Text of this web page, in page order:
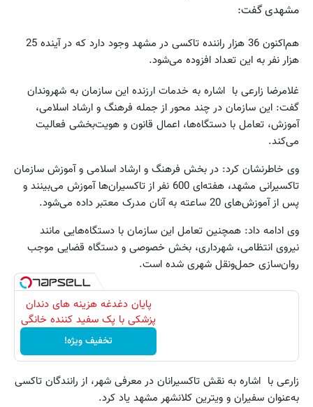
مشهدی گفت:
هم‌اکنون 36 هزار راننده تاکسی در مشهد وجود دارد که در آینده 25
هزار نفر به این تعداد افزوده می‌شود.
غلامرضا زارعی با اشاره به خدمات ارزنده این سازمان به شهروندان
گفت: این سازمان در چند محور از جمله فرهنگ و ارشاد اسلامی،
آموزش، تعامل با دستگاه‌ها، اعمال قانون و هویت‌بخشی فعالیت
می‌کند.
وی خاطرنشان کرد: در بخش فرهنگ و ارشاد اسلامی و آموزش سازمان
تاکسیرانی مشهد، هفته‌ای 600 نفر از تاکسیران‌ها آموزش می‌بینند و
پس از آموزش‌های 20 ساعته به آنان مدرک معتبر داده می‌شود.
وی ادامه داد: همچنین تعامل این سازمان با دستگاه‌هایی مانند
نیروی انتظامی، شهرداری، بخش خصوصی و دستگاه قضایی موجب
روان‌سازی‌ حمل‌ونقل شهری شده است.
پایان دغدغه هزینه های دندان
پزشکی با پک سفید کننده خانگی
تخفیف ویژه!
زارعی با اشاره به نقش تاکسیرانان در معرفی شهر، از رانندگان تاکسی
به‌عنوان سفیران و ویترین کلانشهر مشهد یاد کرد.